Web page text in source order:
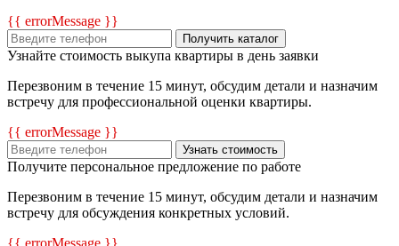
{{ errorMessage }}
Получить каталог
Узнайте стоимость выкупа квартиры в день заявки
Перезвоним в течение 15 минут, обсудим детали и назначим
встречу для профессиональной оценки квартиры.
{{ errorMessage }}
Узнать стоимость
Получите персональное предложение по работе
Перезвоним в течение 15 минут, обсудим детали и назначим
встречу для обсуждения конкретных условий.